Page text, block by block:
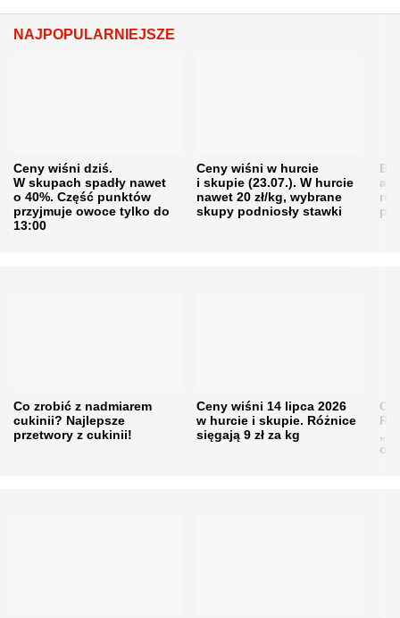
NAJPOPULARNIEJSZE
Ceny wiśni dziś.
W skupach spadły nawet
o 40%. Część punktów
przyjmuje owoce tylko do
13:00
Ceny wiśni w hurcie
i skupie (23.07.). W hurcie
nawet 20 zł/kg, wybrane
skupy podniosły stawki
Co zrobić z nadmiarem
cukinii? Najlepsze
przetwory z cukinii!
Ceny wiśni 14 lipca 2026
w hurcie i skupie. Różnice
sięgają 9 zł za kg